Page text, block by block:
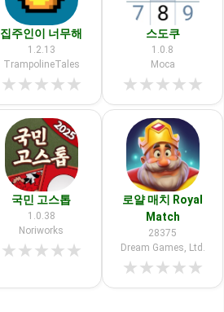
집주인이 너무해
1.2.13
TrampolineTales
★★★★★
스도쿠
1.0.8
Moca
★★★★★
국민 고스톱
1.0.38
Noriworks
★★★★★
로얄 매치 Royal
Match
28375
Dream Games, Ltd.
★★★★★